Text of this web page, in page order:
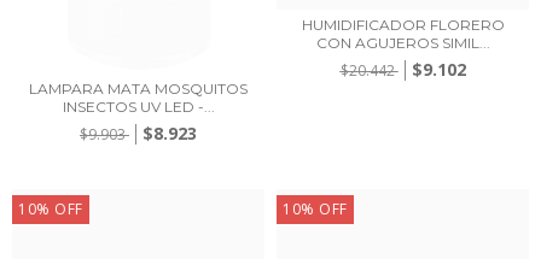
LAMPARA MATA MOSQUITOS
INSECTOS UV LED -...
$9.903 $8.923
HUMIDIFICADOR FLORERO
CON AGUJEROS SIMIL...
$20.442 $9.102
10% OFF 10% OFF